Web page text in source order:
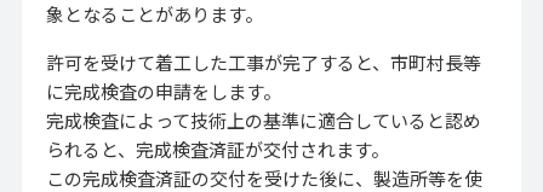
象となることがあります。
許可を受けて着工した工事が完了すると、市町村長等
に完成検査の申請をします。
完成検査によって技術上の基準に適合していると認め
られると、完成検査済証が交付されます。
この完成検査済証の交付を受けた後に、製造所等を使